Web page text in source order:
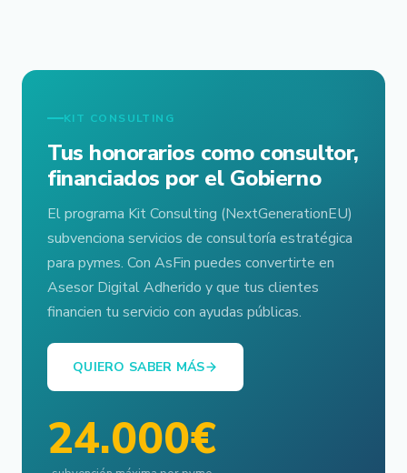
KIT CONSULTING
Tus honorarios como consultor,
financiados por el Gobierno
El programa Kit Consulting (NextGenerationEU)
subvenciona servicios de consultoría estratégica
para pymes. Con AsFin puedes convertirte en
Asesor Digital Adherido y que tus clientes
financien tu servicio con ayudas públicas.
QUIERO SABER MÁS
24.000€